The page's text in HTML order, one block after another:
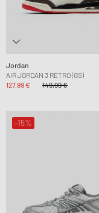
Jordan
AIR JORDAN 3 RETRO (GS)
127,99 €
149,99 €
-15%